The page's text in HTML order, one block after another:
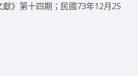
獻》第十四期；民國73年12月25